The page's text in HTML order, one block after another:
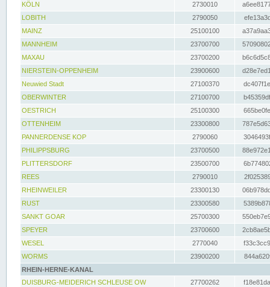
KÖLN
2730010
LOBITH
2790050
MAINZ
25100100
MANNHEIM
23700700
MAXAU
23700200
NIERSTEIN-OPPENHEIM
23900600
Neuwied Stadt
27100370
OBERWINTER
27100700
OESTRICH
25100300
OTTENHEIM
23300800
PANNERDENSE KOP
2790060
PHILIPPSBURG
23700500
PLITTERSDORF
23500700
REES
2790010
RHEINWEILER
23300130
RUST
23300580
SANKT GOAR
25700300
SPEYER
23700600
WESEL
2770040
WORMS
23900200
RHEIN-HERNE-KANAL
DUISBURG-MEIDERICH SCHLEUSE OW
27700262